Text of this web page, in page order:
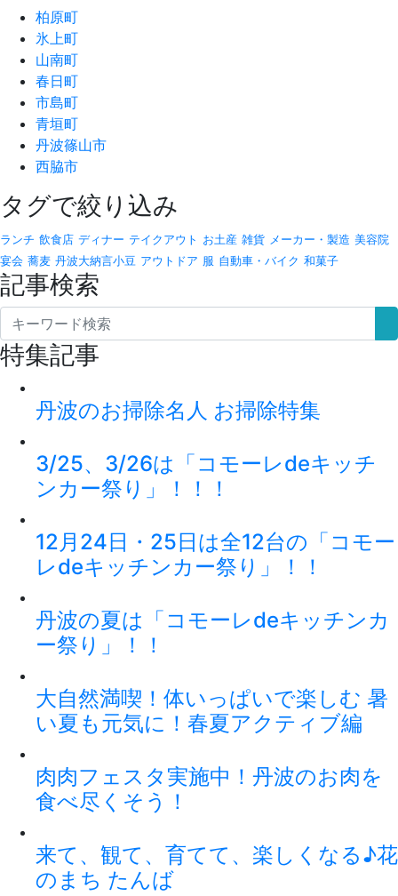
柏原町
氷上町
山南町
春日町
市島町
青垣町
丹波篠山市
西脇市
タグで絞り込み
ランチ 飲食店 ディナー テイクアウト お土産 雑貨 メーカー・製造 美容院
宴会 蕎麦 丹波大納言小豆 アウトドア 服 自動車・バイク 和菓子
記事検索
特集記事
丹波のお掃除名人 お掃除特集
3/25、3/26は「コモーレdeキッチ
ンカー祭り」！！！
12月24日・25日は全12台の「コモー
レdeキッチンカー祭り」！！
丹波の夏は「コモーレdeキッチンカ
ー祭り」！！
大自然満喫！体いっぱいで楽しむ 暑
い夏も元気に！春夏アクティブ編
肉肉フェスタ実施中！丹波のお肉を
食べ尽くそう！
来て、観て、育てて、楽しくなる♪花
のまち たんば